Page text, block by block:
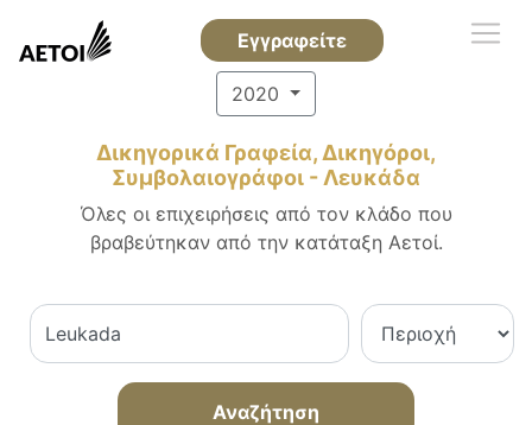
Εγγραφείτε
2020
Δικηγορικά Γραφεία, Δικηγόροι,
Συμβολαιογράφοι - Λευκάδα
Όλες οι επιχειρήσεις από τον κλάδο που
βραβεύτηκαν από την κατάταξη Αετοί.
Αναζήτηση